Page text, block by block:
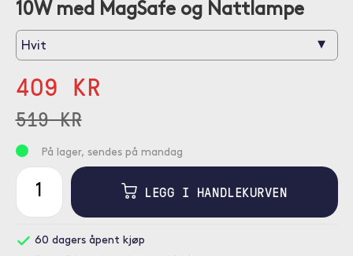
10W med MagSafe og Nattlampe
Hvit ▾
409 KR
519 KR
På lager, sendes på mandag
LEGG I HANDLEKURVEN
60 dagers åpent kjøp